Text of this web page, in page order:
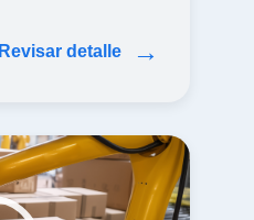
Revisar detalle →